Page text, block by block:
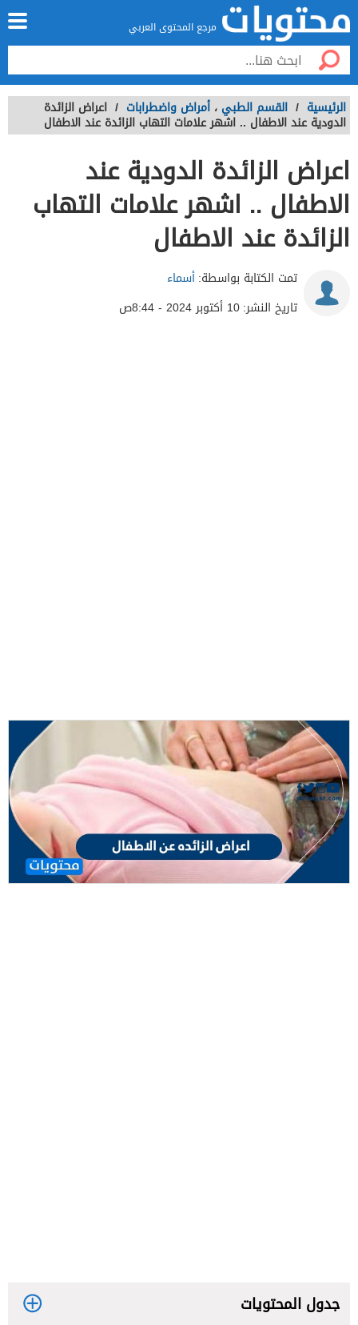
مرجع المحتوى العربي
الرئيسية / القسم الطبي ، أمراض واضطرابات / اعراض الزائدة
الدودية عند الاطفال .. اشهر علامات التهاب الزائدة عند الاطفال
اعراض الزائدة الدودية عند
الاطفال .. اشهر علامات التهاب
الزائدة عند الاطفال
تمت الكتابة بواسطة:أسماء
تاريخ النشر:10 أكتوبر 2024 - 8:44ص
جدول المحتويات